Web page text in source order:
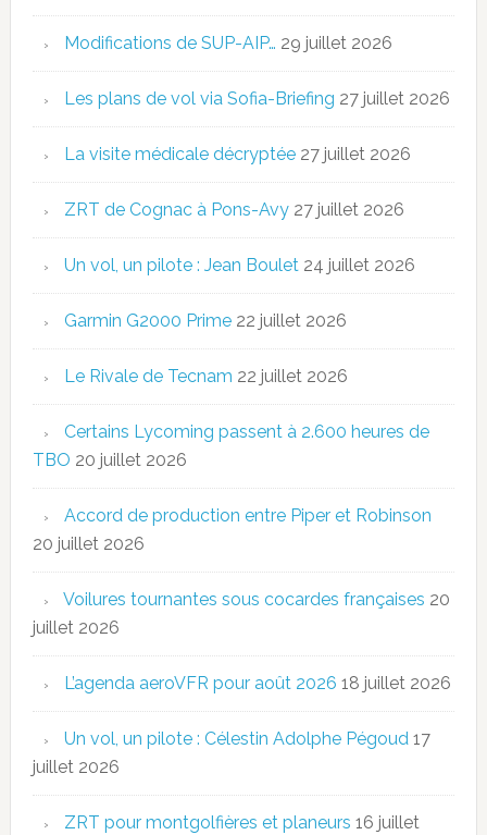
Modifications de SUP-AIP… 29 juillet 2026
Les plans de vol via Sofia-Briefing 27 juillet 2026
La visite médicale décryptée 27 juillet 2026
ZRT de Cognac à Pons-Avy 27 juillet 2026
Un vol, un pilote : Jean Boulet 24 juillet 2026
Garmin G2000 Prime 22 juillet 2026
Le Rivale de Tecnam 22 juillet 2026
Certains Lycoming passent à 2.600 heures de
TBO 20 juillet 2026
Accord de production entre Piper et Robinson
20 juillet 2026
Voilures tournantes sous cocardes françaises 20
juillet 2026
L’agenda aeroVFR pour août 2026 18 juillet 2026
Un vol, un pilote : Célestin Adolphe Pégoud 17
juillet 2026
ZRT pour montgolfières et planeurs 16 juillet